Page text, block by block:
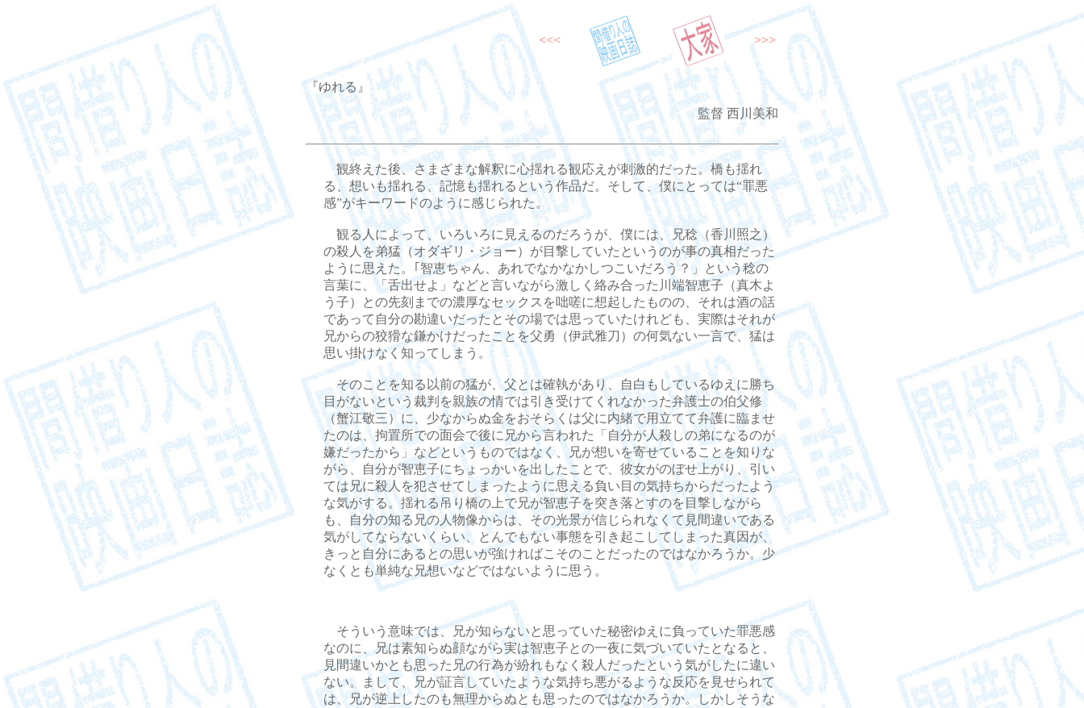
<<< >>>
『ゆれる』
監督 西川美和
観終えた後、さまざまな解釈に心揺れる観応えが刺激的だった。橋も揺れ
る、想いも揺れる、記憶も揺れるという作品だ。そして、僕にとっては“罪悪
感”がキーワードのように感じられた。
観る人によって、いろいろに見えるのだろうが、僕には、兄稔（香川照之）
の殺人を弟猛（オダギリ・ジョー）が目撃していたというのが事の真相だった
ように思えた。｢智恵ちゃん、あれでなかなかしつこいだろう？」という稔の
言葉に、「舌出せよ」などと言いながら激しく絡み合った川端智恵子（真木よ
う子）との先刻までの濃厚なセックスを咄嗟に想起したものの、それは酒の話
であって自分の勘違いだったとその場では思っていたけれども、実際はそれが
兄からの狡猾な鎌かけだったことを父勇（伊武雅刀）の何気ない一言で、猛は
思い掛けなく知ってしまう。
そのことを知る以前の猛が、父とは確執があり、自白もしているゆえに勝ち
目がないという裁判を親族の情では引き受けてくれなかった弁護士の伯父修
（蟹江敬三）に、少なからぬ金をおそらくは父に内緒で用立てて弁護に臨ませ
たのは、拘置所での面会で後に兄から言われた「自分が人殺しの弟になるのが
嫌だったから」などというものではなく、兄が想いを寄せていることを知りな
がら、自分が智恵子にちょっかいを出したことで、彼女がのぼせ上がり、引い
ては兄に殺人を犯させてしまったように思える負い目の気持ちからだったよう
な気がする。揺れる吊り橋の上で兄が智恵子を突き落とすのを目撃しながら
も、自分の知る兄の人物像からは、その光景が信じられなくて見間違いである
気がしてならないくらい、とんでもない事態を引き起こしてしまった真因が、
きっと自分にあるとの思いが強ければこそのことだったのではなかろうか。少
なくとも単純な兄想いなどではないように思う。
そういう意味では、兄が知らないと思っていた秘密ゆえに負っていた罪悪感
なのに、兄は素知らぬ顔ながら実は智恵子との一夜に気づいていたとなると、
見間違いかとも思った兄の行為が紛れもなく殺人だったという気がしたに違い
ない。まして、兄が証言していたような気持ち悪がるような反応を見せられて
は、兄が逆上したのも無理からぬとも思ったのではなかろうか。しかしそうな